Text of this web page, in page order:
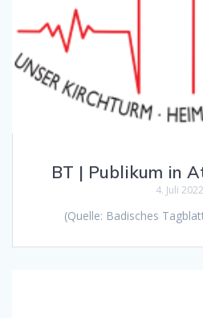
BT | Publikum in
4. Juli 2022
(Quelle: Badisches